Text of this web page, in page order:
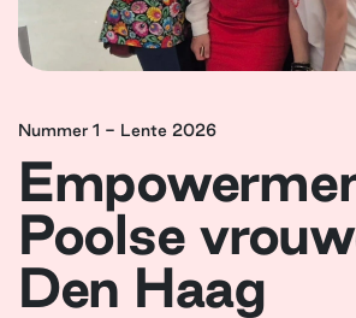
Nummer 1 - Lente 2026
Poolse
Den Haag